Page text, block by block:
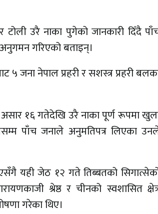
टोली उरै नाका पुगेको जानकारी दिँदै
गरिएको बताइन्।
५ जना नेपाल प्रहरी र सशस्त्र प्रहरी
१६ गतेदेखि उरै नाका पूर्ण रूपमा
पाँच जनाले अनुमतिपत्र लिएका
यही जेठ १२ गते तिब्बतको
श्रेष्ठ र चीनको स्वशासित
गरेका थिए।